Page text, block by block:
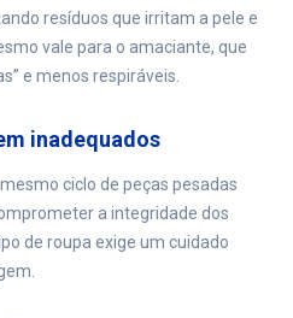
resíduos que irritam a pele e
vale para o amaciante, que
e menos respiráveis.
inadequados
ciclo de peças pesadas
a integridade dos
de roupa exige um cuidado